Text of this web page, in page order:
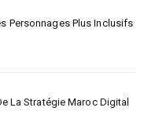
Personnages Plus Inclusifs
La Stratégie Maroc Digital